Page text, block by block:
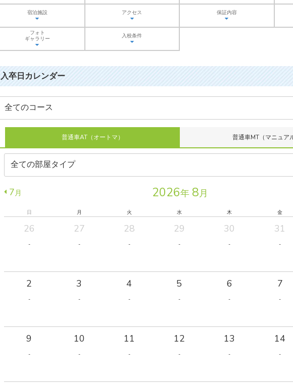
宿泊施設 アクセス 保証内容
フォト
ギャラリー
入校条件
入卒日カレンダー
普通車AT（オートマ） 普通車MT（マニュア
7月 2026年 8月
日 月 火 水 木 金
26
-
27
-
28
-
29
-
30
-
31
-
2
-
3
-
4
-
5
-
6
-
7
-
9
-
10
-
11
-
12
-
13
-
14
-